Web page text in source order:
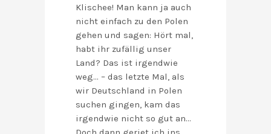
Klischee! Man kann ja auch
nicht einfach zu den Polen
gehen und sagen: Hört mal,
habt ihr zufällig unser
Land? Das ist irgendwie
weg… – das letzte Mal, als
wir Deutschland in Polen
suchen gingen, kam das
irgendwie nicht so gut an…